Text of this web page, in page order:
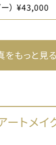
） ¥43,000
もっと見る
トメイ